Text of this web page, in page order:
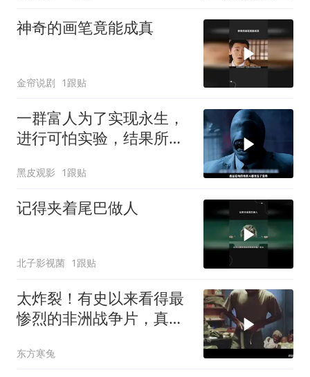
神奇的画笔竟能成真
金帘说剧 1跟贴
一群富人为了实现永生，
进行可怕实验，结果所有
黑皮观影 1跟贴
记得夹着尾巴做人
北子影视菌 1跟贴
太炸裂！有史以来看得最
惨烈的非洲战争片，真实
东方寒兔